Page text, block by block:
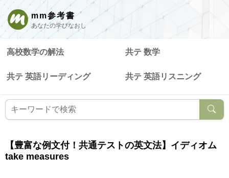
mm参考書
あなたの学びなおし
高校数学の解法 共テ 数学
共テ 英語リーディング 共テ 英語リスニング
【豊富な例文付！共通テストの英文法】イディオム
take measures